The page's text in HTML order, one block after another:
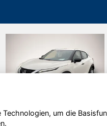
um die